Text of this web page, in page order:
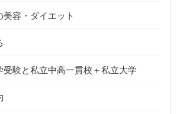
美容・ダイエット
受験と私立中高一貫校＋私立大学